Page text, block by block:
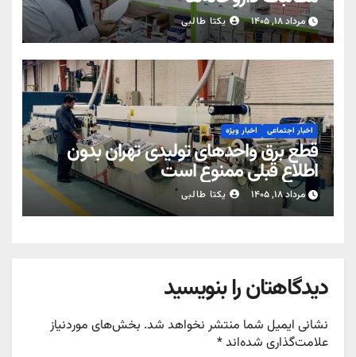
مرداد ۱۸, ۱۴۰۵ یکتا طالبی
اخبار اجتماعی اخبار ویژه
قطع برق واحدهای تولیدی تهران بدون
اطلاع قبلی ممنوع است
مرداد ۱۸, ۱۴۰۵ یکتا طالبی
دیدگاهتان را بنویسید
نشانی ایمیل شما منتشر نخواهد شد. بخش‌های موردنیاز
علامت‌گذاری شده‌اند*